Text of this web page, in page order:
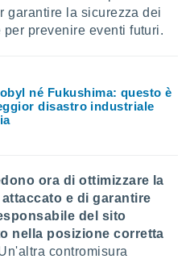
garantire la sicurezza dei
prevenire eventi futuri.
né Fukushima: questo è
disastro industriale
ora di ottimizzare la
e di garantire
del sito
nella posizione corretta
contromisura